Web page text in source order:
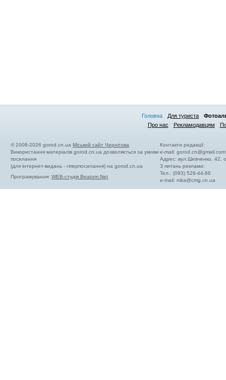
Головна Для туриста
Про нас
Рекламодавцям
© 2008-2026 gorod.cn.ua Міський сайт Чернігова
Використання матеріалів gorod.cn.ua дозволяється за умови
посилання
(для інтернет-видань - гіперпосилання) на gorod.cn.ua
Програмування: WEB-студія Beatom.Net
Контакти редакції:
e-mail:gorod.cn@gmail.com
Адрес: вул.Шевченко, 42,
З питань реклами:
Тел.: (093) 528-44-66
e-mail:nika@cmg.cn.ua